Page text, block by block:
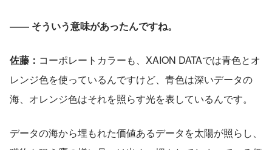
―― そういう意味があったんですね。
佐藤： コーポレートカラーも、XAION DATAでは青色とオ
レンジ色を使っているんですけど、青色は深いデータの
海、オレンジ色はそれを照らす光を表しているんです。
データの海から埋もれた価値あるデータを太陽が照らし、